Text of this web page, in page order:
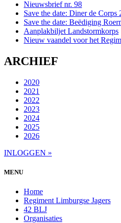
Nieuwsbrief nr. 98
Save the date: Diner de Corps
Save the date: Beëdiging
Aanplakbiljet Landstormkorps
Nieuw vaandel voor het
ARCHIEF
2020
2021
2022
2023
2024
2025
2026
INLOGGEN »
MENU
Home
Regiment Limburgse Jagers
42 BLJ
Organisaties